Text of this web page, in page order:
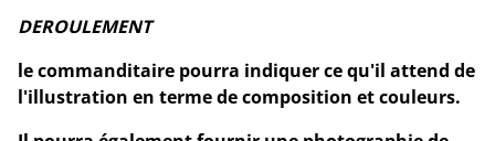
DEROULEMENT
le commanditaire pourra indiquer ce qu'il attend de
l'illustration en terme de composition et couleurs.